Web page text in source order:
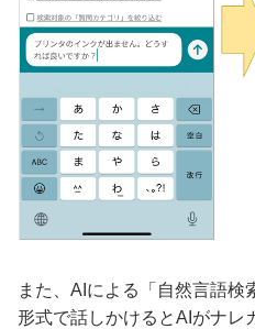
また、AIによる「自然言語検
形式で話しかけるとAIがナレ